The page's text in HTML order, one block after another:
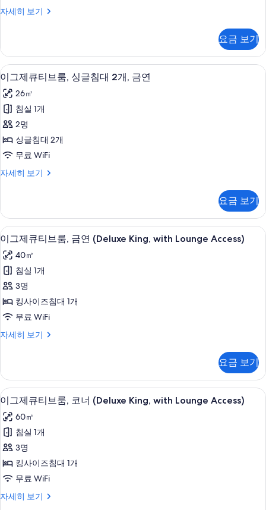
트,
블
침
대
2
개,
시
내
전
망
사
진
모
두
보
기
자세히 보기
이
티
브
스
위
트,
더
블
침
대
2
개,
시
(68.8
sqm)
자
세
히
보
기
요금 보기
이
그
제
큐
티
브
싱
침
대
2
개,
금
연
사
진
모
기
이그제큐티브룸, 싱글침대 2개, 금연 |
27
이그제큐티브룸, 싱글침대 2개, 금연
26㎡
침실 1개
2명
싱글침대 2개
무료 WiFi
자세히 보기
이
티
브
룸,
싱
글
침
대
2
개,
금
연
자
기
요금 보기
이
그
제
큐
티
브
금
(Deluxe
King,
with
Lounge
Access)
사
진
모
두
보
이그제큐티브룸, 금연 (Deluxe King,
24
이그제큐티브룸, 금연 (Deluxe King, with Lounge Access)
40㎡
침실 1개
3명
킹사이즈침대 1개
무료 WiFi
자세히 보기
이
티
브
룸,
금
연
(Deluxe
King,
with
Lounge
Access)
자
세
요금 보기
이
그
제
큐
티
브
코
이그제큐티브룸, 코너 (Deluxe King,
25
이그제큐티브룸, 코너 (Deluxe King, with Lounge Access)
60㎡
침실 1개
3명
킹사이즈침대 1개
무료 WiFi
자세히 보기
이